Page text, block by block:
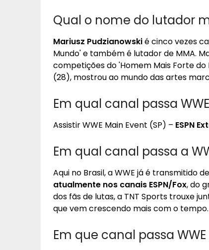
Qual o nome do lutador
Mariusz Pudzianowskié cinco vezes
Mundo' e também é lutador de MMA.
competições do 'Homem Mais Forte
(28), mostrou ao mundo das artes
Em qual canal passa
Assistir WWE Main Event (SP) – ESPN
Em qual canal passa a
Aqui no Brasil, a WWE já é transmitido
atualmente nos canais ESPN/Fox, do
dos fãs de lutas, a TNT Sports trouxe
que vem crescendo mais com o tempo.
Em que canal passa WWE